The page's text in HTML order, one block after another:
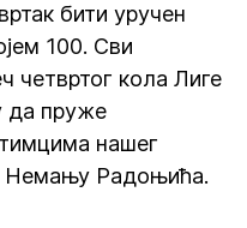
бити уручен
100. Сви
четвртог кола Лиге
да пруже
нашег
Немању Радоњића.